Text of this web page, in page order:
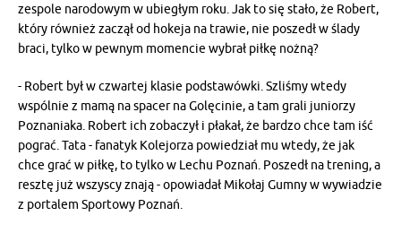
zespole narodowym w ubiegłym roku. Jak to się stało, że Robert,
który również zaczął od hokeja na trawie, nie poszedł w ślady
braci, tylko w pewnym momencie wybrał piłkę nożną?
- Robert był w czwartej klasie podstawówki. Szliśmy wtedy
wspólnie z mamą na spacer na Golęcinie, a tam grali juniorzy
Poznaniaka. Robert ich zobaczył i płakał, że bardzo chce tam iść
pograć. Tata - fanatyk Kolejorza powiedział mu wtedy, że jak
chce grać w piłkę, to tylko w Lechu Poznań. Poszedł na trening, a
resztę już wszyscy znają - opowiadał Mikołaj Gumny w wywiadzie
z portalem Sportowy Poznań.